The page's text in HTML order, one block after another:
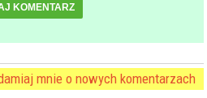
KOMENTARZ
mnie o nowych komentarzach